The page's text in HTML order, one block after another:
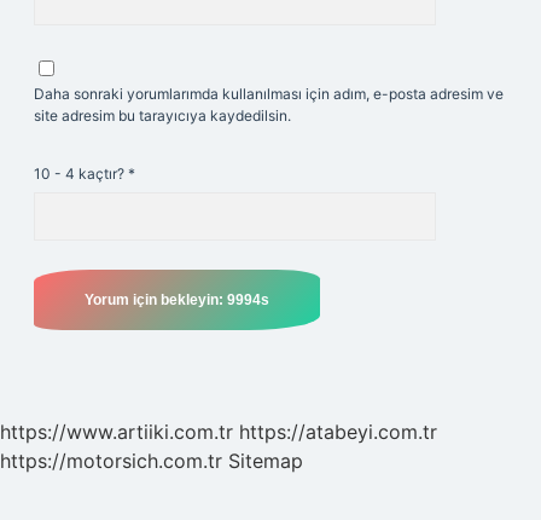
Daha sonraki yorumlarımda kullanılması için adım, e-posta adresim ve
site adresim bu tarayıcıya kaydedilsin.
10 - 4 kaçtır? *
https://www.artiiki.com.tr https://atabeyi.com.tr
https://motorsich.com.tr Sitemap